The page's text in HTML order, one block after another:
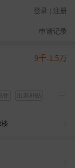
登录 | 注册
申请记录
9千-1.5万
住
出差补贴
楼